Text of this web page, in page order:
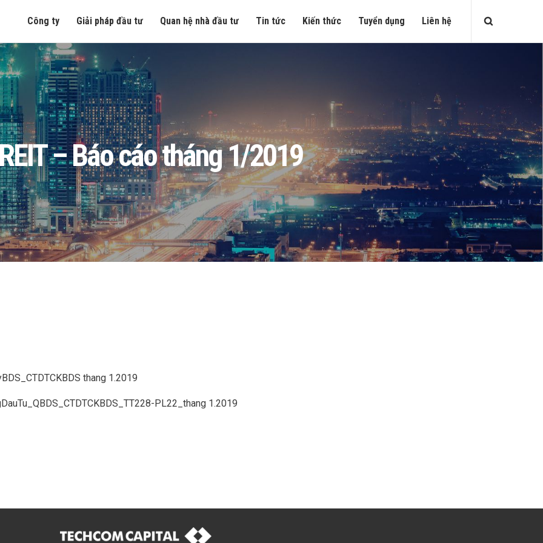
Công ty Giải pháp đầu tư Quan hệ nhà đầu tư Tin tức Kiến thức Tuyển dụng Liên hệ
– Báo cáo tháng 1/2019
thang 1.2019
PL22_thang 1.2019